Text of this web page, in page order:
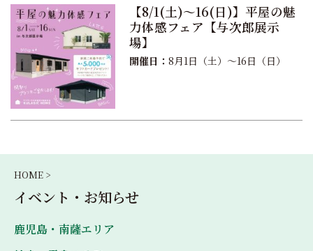
【8/1(土)〜16(日)】平屋の魅
力体感フェア【与次郎展示
場】
開催日： 8月1日（土）〜16日（日）
HOME >
イベント・お知らせ
鹿児島・南薩エリア